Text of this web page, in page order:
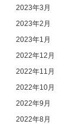
2023年3月
2023年2月
2023年1月
2022年12月
2022年11月
2022年10月
2022年9月
2022年8月